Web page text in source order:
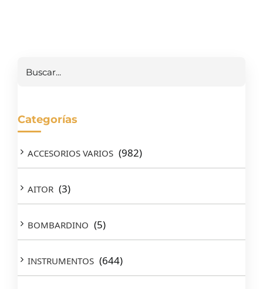
Categorías
ACCESORIOS VARIOS (982)
AITOR (3)
BOMBARDINO (5)
INSTRUMENTOS (644)